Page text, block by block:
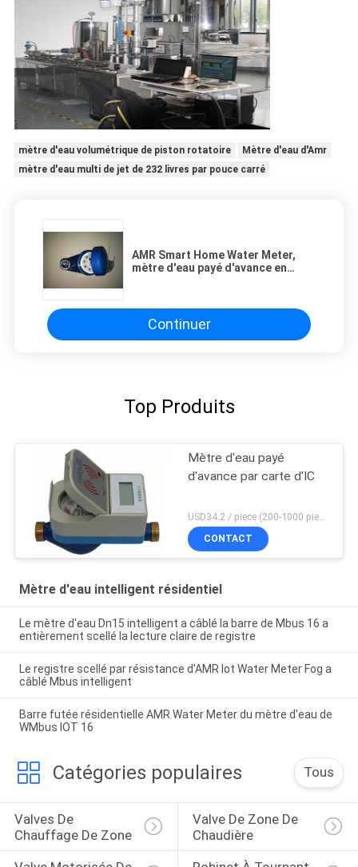
mètre d'eau volumétrique de piston rotatoire
Mètre d'eau d'Amr
mètre d'eau multi de jet de 232 livres par pouce carré
AMR Smart Home Water Meter,
mètre d'eau payé d'avance en
Continuer
Top Produits
Mètre d'eau payé
d'avance par carte d'IC
CONTACT
Mètre d'eau intelligent résidentiel
Le mètre d'eau Dn15 intelligent a câblé la barre de Mbus 16 a
entièrement scellé la lecture claire de registre
Le registre scellé par résistance d'AMR Iot Water Meter Fog a
câblé Mbus intelligent
Barre futée résidentielle AMR Water Meter du mètre d'eau de
WMbus IOT 16
Catégories populaires Tous
Valves De
Chauffage De Zone
Valve De Zone De
Chaudière